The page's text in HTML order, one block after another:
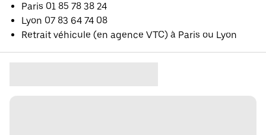
Paris 01 85 78 38 24
Lyon 07 83 64 74 08
Retrait véhicule (en agence VTC) à Paris ou Lyon